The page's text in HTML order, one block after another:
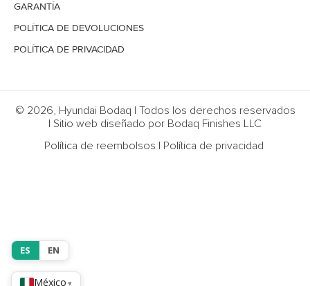
GARANTÍA
POLÍTICA DE DEVOLUCIONES
POLÍTICA DE PRIVACIDAD
© 2026, Hyundai Bodaq | Todos los derechos reservados
| Sitio web diseñado por Bodaq Finishes LLC
Política de reembolsos | Política de privacidad
ES EN
México ▾